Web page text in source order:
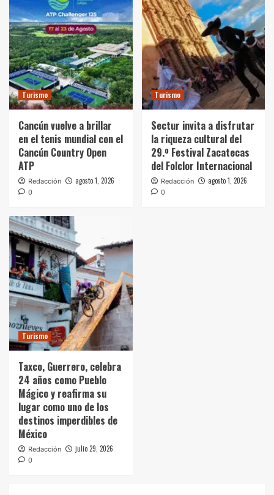
Turismo
Cancún vuelve a brillar
en el tenis mundial con el
Cancún Country Open
ATP
Redacción agosto 1, 2026
0
Turismo
Sectur invita a disfrutar
la riqueza cultural del
29.º Festival Zacatecas
del Folclor Internacional
Redacción agosto 1, 2026
0
Turismo
Taxco, Guerrero, celebra
24 años como Pueblo
Mágico y reafirma su
lugar como uno de los
destinos imperdibles de
México
Redacción julio 29, 2026
0